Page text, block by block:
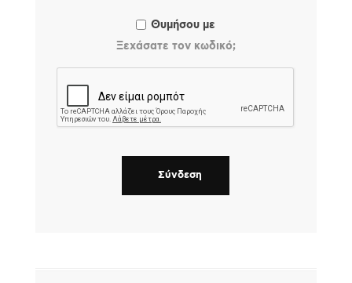
Θυμήσου με
Ξεχάσατε τον κωδικό;